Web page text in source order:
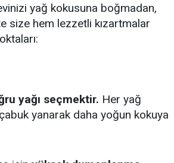
yağ kokusuna boğmadan,
size hem lezzetli kızartmalar
yağı seçmektir. Her yağ
yanarak daha yoğun kokuya